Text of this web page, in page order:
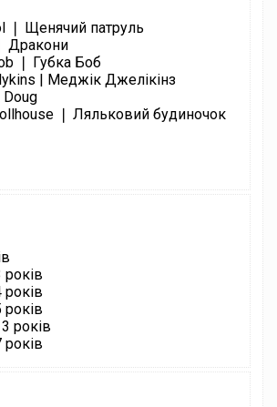
❘ Щенячий патруль
Дракони
❘ Губка Боб
| Меджік Джелікінз
❘ Ляльковий будиночок
років
років
років
років
років